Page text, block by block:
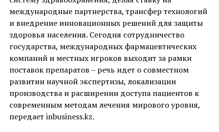
международные партнерства, трансфер технологий
и внедрение инновационных решений для защиты
здоровья населения. Сегодня сотрудничество
государства, международных фармацевтических
компаний и местных игроков выходит за рамки
поставок препаратов – речь идет о совместном
развитии научной экспертизы, локализации
производства и расширении доступа пациентов к
современным методам лечения мирового уровня,
передает inbusiness.kz.